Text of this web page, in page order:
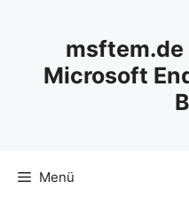
Microsoft
Menü